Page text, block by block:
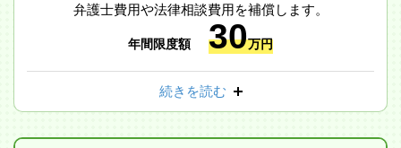
弁護士費用や法律相談費用を補償します。
年間限度額 30万円
続きを読む